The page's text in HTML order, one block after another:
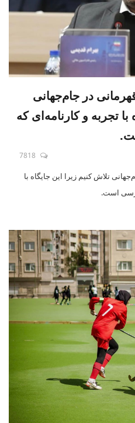
در جام‌جهانی
با تجربه و کارنامه‌ای که
7818
تلاش کنیم زیرا این جایگاه با
است.